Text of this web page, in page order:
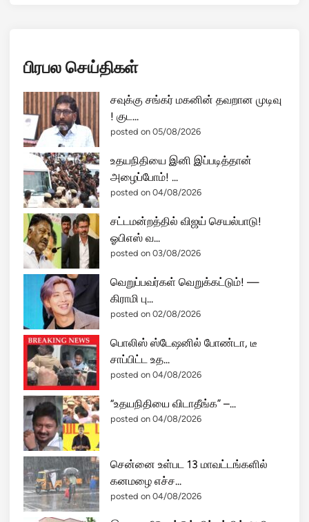
பிரபல செய்திகள்
சவுக்கு சங்கர் மகனின் தவறான முடிவு
! குட...
posted on 05/08/2026
உதயநிதியை இனி இப்படித்தான்
அழைப்போம்! ...
posted on 04/08/2026
சட்டமன்றத்தில் விஜய் செயல்பாடு!
ஓபிஎஸ் வ...
posted on 03/08/2026
வெறுப்பவர்கள் வெறுக்கட்டும்! —
கிராமி பு...
posted on 02/08/2026
பொலிஸ் ஸ்டேஷனில் போண்டா, டீ
சாப்பிட்ட உத...
posted on 04/08/2026
“உதயநிதியை விடாதீங்க” –...
posted on 04/08/2026
சென்னை உள்பட 13 மாவட்டங்களில்
கனமழை எச்ச...
posted on 04/08/2026